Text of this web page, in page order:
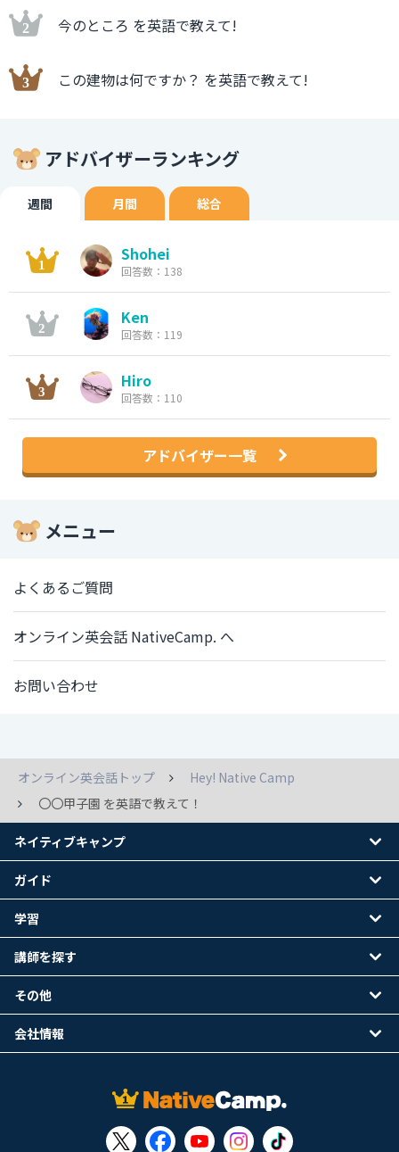
今のところ を英語で教えて!
この建物は何ですか？ を英語で教えて!
アドバイザーランキング
週間 月間 総合
Shohei
回答数：138
Ken
回答数：119
Hiro
回答数：110
アドバイザー一覧
メニュー
よくあるご質問
オンライン英会話 NativeCamp. へ
お問い合わせ
オンライン英会話トップ
Hey! Native Camp
〇〇甲子園 を英語で教えて！
ネイティブキャンプ
ガイド
学習
講師を探す
その他
会社情報